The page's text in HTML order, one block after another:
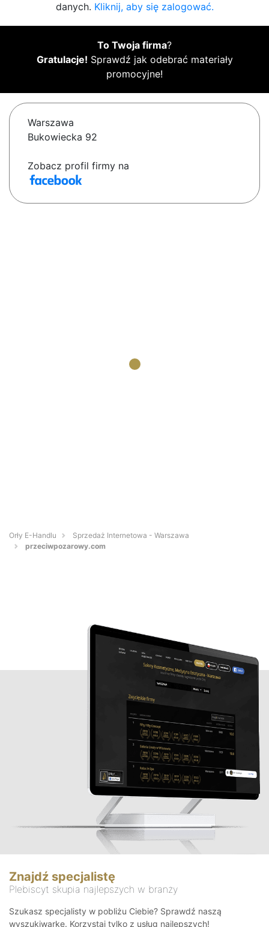
danych. Kliknij, aby się zalogować.
To Twoja firma?
Gratulacje! Sprawdź jak odebrać materiały
promocyjne!
Warszawa
Bukowiecka 92
Zobacz profil firmy na
Orły E-Handlu
Sprzedaż Internetowa - Warszawa
przeciwpozarowy.com
Znajdź specjalistę
Plebiscyt skupia najlepszych w branży
Szukasz specjalisty w pobliżu Ciebie? Sprawdź naszą
wyszukiwarkę. Korzystaj tylko z usług najlepszych!